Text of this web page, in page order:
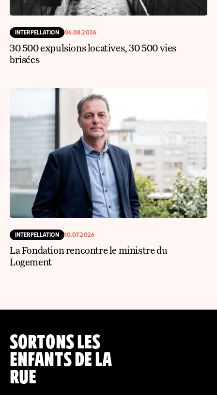
INTERPELLATION 06.08.2026
30 500 expulsions locatives, 30 500 vies
brisées
INTERPELLATION 10.07.2026
La Fondation rencontre le ministre du
Logement
SORTONS LES
ENFANTS DE LA
RUE